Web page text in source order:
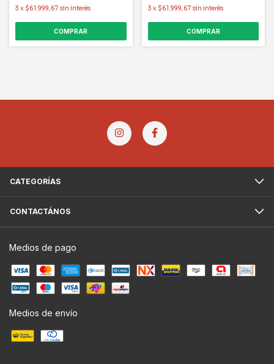
3 x $61.999,67 sin interés
COMPRAR
3 x $61.999,67 sin interés
COMPRAR
CATEGORÍAS
CONTACTÁNOS
Medios de pago
Medios de envío